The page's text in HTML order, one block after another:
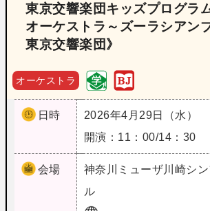
東京交響楽団キッズプログラ
オーケストラ～ズーラシアン
東京交響楽団》
オーケストラ
日時
2026年4月29日（水）
開演：11：00/14：30
会場 神奈川
ミューザ川崎シ
ル